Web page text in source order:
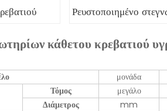
Ρευστοποιημένο
κάθετου κρεβατιού
μονάδα
Τόμος μεγάλο
Διάμετρος
mm